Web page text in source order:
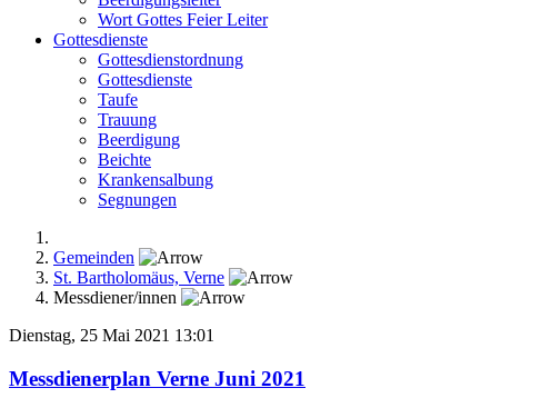
Wort Gottes Feier Leiter
Gottesdienste
Gottesdienstordnung
Gottesdienste
Taufe
Trauung
Beerdigung
Beichte
Krankensalbung
Segnungen
Gemeinden
St. Bartholomäus, Verne
Messdiener/innen
Dienstag, 25 Mai 2021 13:01
Messdienerplan Verne Juni 2021